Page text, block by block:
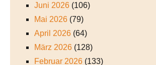
Juni 2026 (106)
Mai 2026 (79)
April 2026 (64)
März 2026 (128)
Februar 2026 (133)